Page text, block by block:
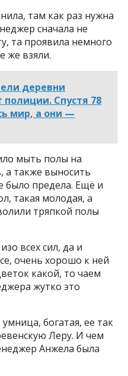
там как раз нужна
сначала не
та проявила немного
же взяли.
деревни
Спустя 78
мир, а они —
мыть полы на
а также выносить
было предела. Ещё и
такая молодая, а
тряпкой полы
всех сил, да и
очень хорошо к ней
какой, то чаем
жутко это
богатая, ее так
Леру. И чем
Анжела была